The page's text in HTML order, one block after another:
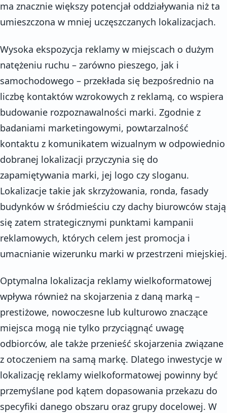
ma znacznie większy potencjał oddziaływania niż ta
umieszczona w mniej uczęszczanych lokalizacjach.
Wysoka ekspozycja reklamy w miejscach o dużym
natężeniu ruchu – zarówno pieszego, jak i
samochodowego – przekłada się bezpośrednio na
liczbę kontaktów wzrokowych z reklamą, co wspiera
budowanie rozpoznawalności marki. Zgodnie z
badaniami marketingowymi, powtarzalność
kontaktu z komunikatem wizualnym w odpowiednio
dobranej lokalizacji przyczynia się do
zapamiętywania marki, jej logo czy sloganu.
Lokalizacje takie jak skrzyżowania, ronda, fasady
budynków w śródmieściu czy dachy biurowców stają
się zatem strategicznymi punktami kampanii
reklamowych, których celem jest promocja i
umacnianie wizerunku marki w przestrzeni miejskiej.
Optymalna lokalizacja reklamy wielkoformatowej
wpływa również na skojarzenia z daną marką –
prestiżowe, nowoczesne lub kulturowo znaczące
miejsca mogą nie tylko przyciągnąć uwagę
odbiorców, ale także przenieść skojarzenia związane
z otoczeniem na samą markę. Dlatego inwestycje w
lokalizację reklamy wielkoformatowej powinny być
przemyślane pod kątem dopasowania przekazu do
specyfiki danego obszaru oraz grupy docelowej. W